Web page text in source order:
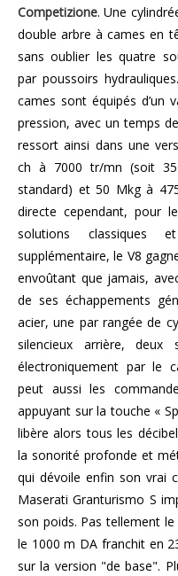
Competizione. Une
double arbre à cames en
sans oublier les quatre
par poussoirs
cames sont équipés d’un
pression, avec un temps
ressort ainsi dans une
ch à 7000 tr/mn (soit
standard) et 50 Mkg à
directe cependant, pour
solutions classiques
supplémentaire, le V8
envoûtant que jamais,
de ses échappements
acier, une par rangée de
silencieux arrière, deux
électroniquement par le
peut aussi les
appuyant sur la touche «
libère alors tous les
la sonorité profonde et
qui dévoile enfin son vrai
Maserati Granturismo S
son poids. Pas tellement
le 1000 m DA franchit en
sur la version "de base".